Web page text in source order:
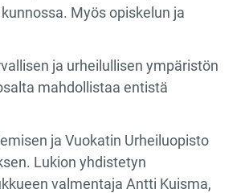
Myös opiskelun ja
ja urheilullisen ympäristön
mahdollistaa entistä
ja Vuokatin Urheiluopisto
Lukion yhdistetyn
valmentaja Antti Kuisma,